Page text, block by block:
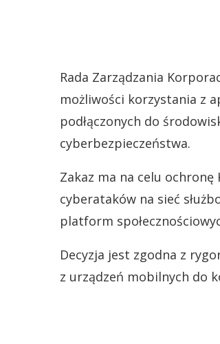
Rada Zarządzania
możliwości korzystania z
podłączonych do
cyberbezpieczeństwa.
Zakaz ma na celu
cyberataków na sieć
platform
Decyzja jest zgodna z
z urządzeń mobilnych do